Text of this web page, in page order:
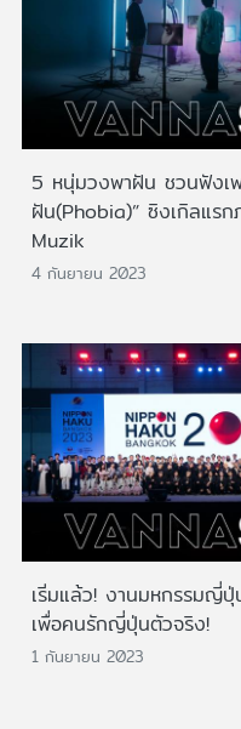
5 หนุ่มวงพาฝัน ชวนฟังเ
ฝัน(Phobia)” ซิงเกิลแร
Muzik
4 กันยายน 2023
เริ่มแล้ว! งานมหกรรมญี่
เพื่อคนรักญี่ปุ่นตัวจริง!
1 กันยายน 2023